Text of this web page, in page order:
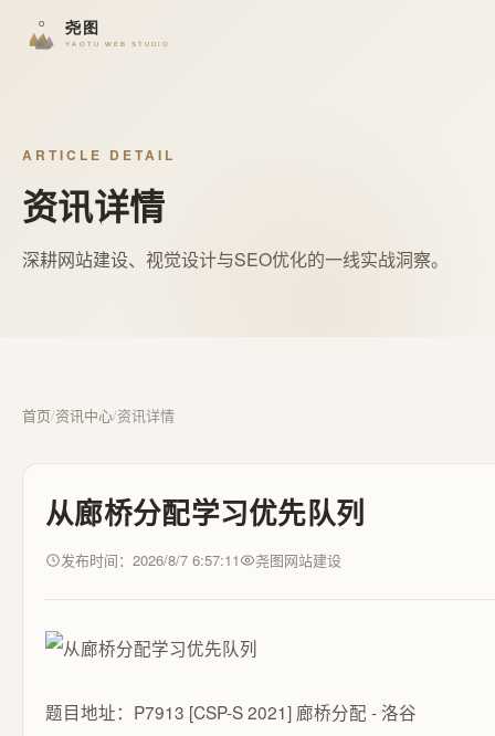
ARTICLE DETAIL
资讯详情
深耕网站建设、视觉设计与SEO优化的一线实战洞察。
首页/资讯中心/资讯详情
从廊桥分配学习优先队列
发布时间：2026/8/7 6:57:11 尧图网站建设
题目地址：P7913 [CSP-S 2021] 廊桥分配 - 洛谷